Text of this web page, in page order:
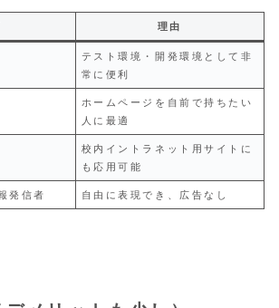
理由
テスト環境・開発環境として非
常に便利
ホームページを自前で持ちたい
人に最適
校内イントラネット用サイトに
も応用可能
発信者 自由に表現でき、広告なし